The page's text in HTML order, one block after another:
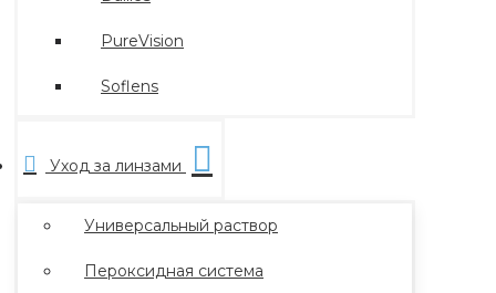
PureVision
Soflens
Уход за линзами
Универсальный раствор
Пероксидная система